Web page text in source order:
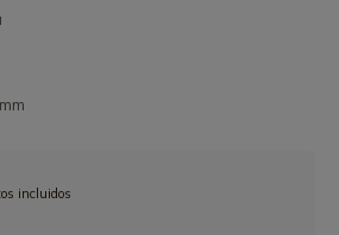
incluidos